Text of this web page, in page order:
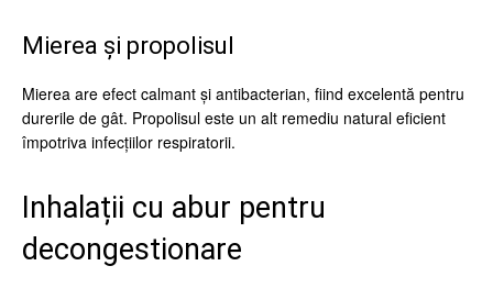
Mierea și propolisul
Mierea are efect calmant și antibacterian, fiind excelentă pentru
durerile de gât. Propolisul este un alt remediu natural eficient
împotriva infecțiilor respiratorii.
Inhalații cu abur pentru
decongestionare